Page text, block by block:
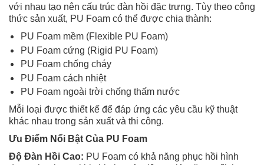
với nhau tạo nên cấu trúc đàn hồi đặc trưng. Tùy theo công
thức sản xuất, PU Foam có thể được chia thành:
PU Foam mềm (Flexible PU Foam)
PU Foam cứng (Rigid PU Foam)
PU Foam chống cháy
PU Foam cách nhiệt
PU Foam ngoài trời chống thấm nước
Mỗi loại được thiết kế để đáp ứng các yêu cầu kỹ thuật
khác nhau trong sản xuất và thi công.
Ưu Điểm Nổi Bật Của PU Foam
Độ Đàn Hồi Cao: PU Foam có khả năng phục hồi hình